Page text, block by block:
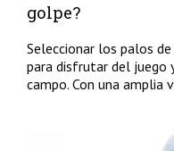
golpe?
Seleccionar los palos
para disfrutar del juego
campo. Con una amplia